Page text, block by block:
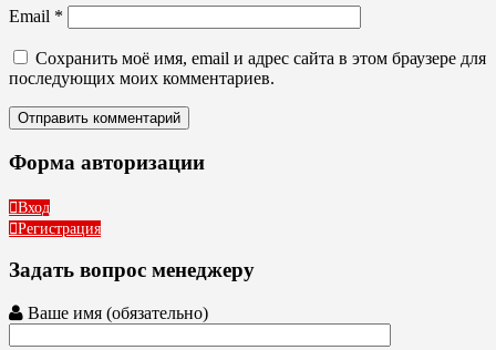
Email *
Сохранить моё имя, email и адрес сайта в этом браузере для
последующих моих комментариев.
Форма авторизации
Вход
Регистрация
Задать вопрос менеджеру
Ваше имя (обязательно)